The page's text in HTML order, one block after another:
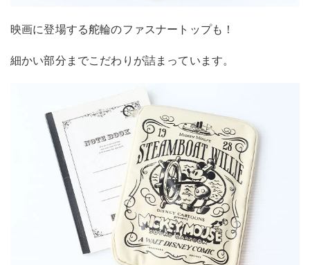
映画に登場する舵輪のファスナートップも！
細かい部分までこだわりが詰まっています。